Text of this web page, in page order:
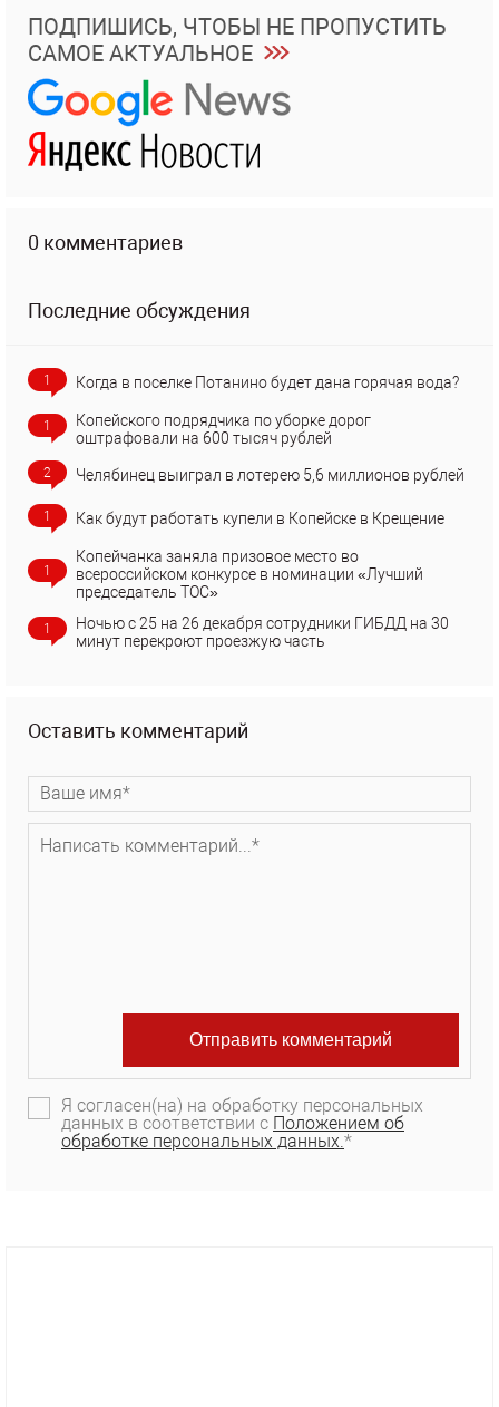
ПОДПИШИСЬ, ЧТОБЫ НЕ ПРОПУСТИТЬ
САМОЕ АКТУАЛЬНОЕ
0 комментариев
Последние обсуждения
1 Когда в поселке Потанино будет дана горячая вода?
1
Копейского подрядчика по уборке дорог
оштрафовали на 600 тысяч рублей
2 Челябинец выиграл в лотерею 5,6 миллионов рублей
1 Как будут работать купели в Копейске в Крещение
1
Копейчанка заняла призовое место во
всероссийском конкурсе в номинации «Лучший
председатель ТОС»
1
Ночью с 25 на 26 декабря сотрудники ГИБДД на 30
минут перекроют проезжую часть
Оставить комментарий
Я согласен(на) на обработку персональных
данных в соответствии с Положением об
обработке персональных данных. *